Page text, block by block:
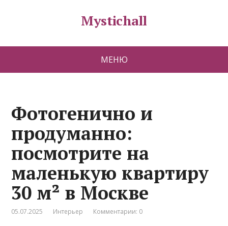
Mystichall
МЕНЮ
Фотогенично и
продуманно:
посмотрите на
маленькую квартиру
30 м² в Москве
05.07.2025 Интерьер Комментарии: 0